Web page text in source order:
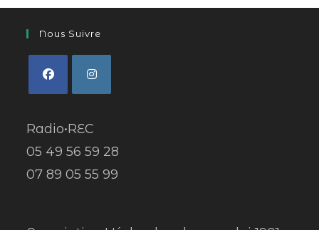
Nous Suivre
Radio•REC
05 49 56 59 28
07 89 05 55 99